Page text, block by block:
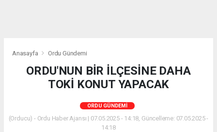
Anasayfa Ordu Gündemi
ORDU'NUN BİR İLÇESİNE DAHA
TOKİ KONUT YAPACAK
ORDU GÜNDEMI
(Orducu) - Ordu Haber Ajansı | 07.05.2025 - 14:18, Güncelleme: 07.05.2025 -
14:18